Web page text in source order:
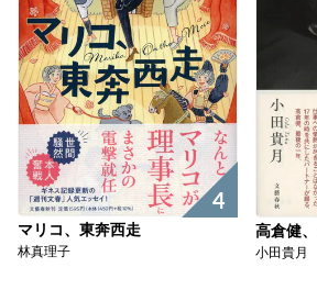
4
マリコ、東奔西走
林真理子
高倉健
小田貴月